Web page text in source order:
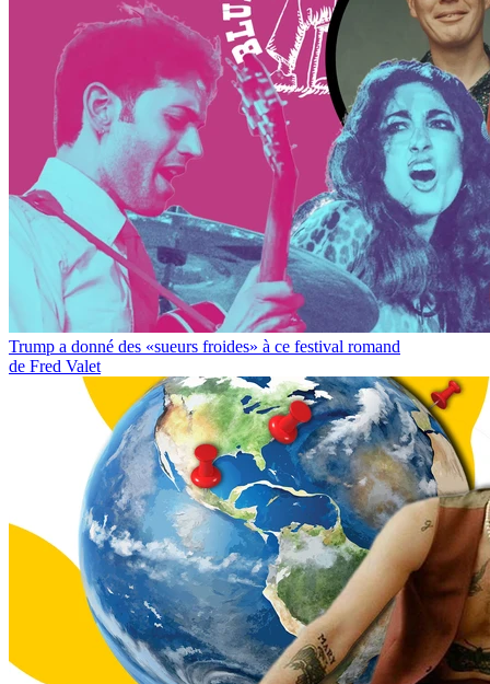
Trump a donné des «sueurs froides» à ce festival romand
de Fred Valet